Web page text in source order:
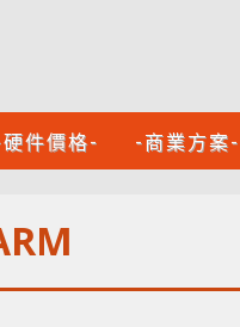
件價格- -商業方案-